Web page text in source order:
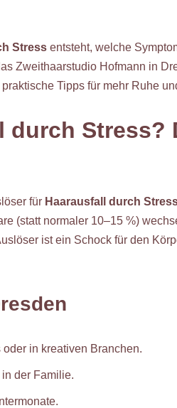
Stressentsteht, welche
Zweithaarstudio Hofmann in
Tipps für mehr Ruhe
durch Stress?
für Haarausfall durch
(statt normaler 10–15 %)
ist ein Schock für den
in kreativen Branchen.
der Familie.